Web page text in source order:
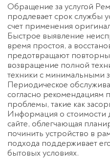
Обращение за услугой
продлевает срок службы
счет применения
Быстрое выявление
время простоя, а
предотвращают
возвращение полной
техники с минимальными
Периодическое
согласно рекомендациям
проблемы, такие как
Информация о стоимости
сайте, облегчающая
починить устройство в
подхода поддерживает
бытовых условиях.